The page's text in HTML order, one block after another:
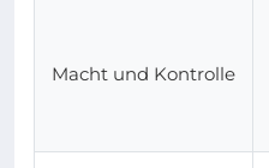
Macht und Kontrolle